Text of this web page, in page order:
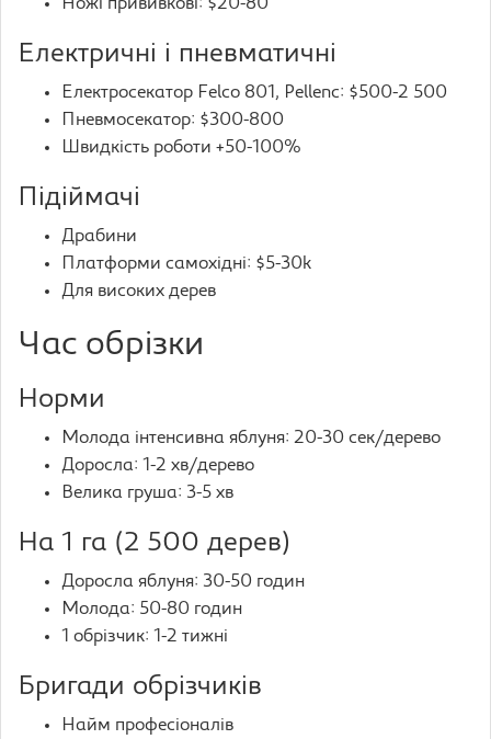
Ножі прививкові: $20-80
Електричні і пневматичні
Електросекатор Felco 801, Pellenc: $500-2 500
Пневмосекатор: $300-800
Швидкість роботи +50-100%
Підіймачі
Драбини
Платформи самохідні: $5-30k
Для високих дерев
Час обрізки
Норми
Молода інтенсивна яблуня: 20-30 сек/дерево
Доросла: 1-2 хв/дерево
Велика груша: 3-5 хв
На 1 га (2 500 дерев)
Доросла яблуня: 30-50 годин
Молода: 50-80 годин
1 обрізчик: 1-2 тижні
Бригади обрізчиків
Найм професіоналів